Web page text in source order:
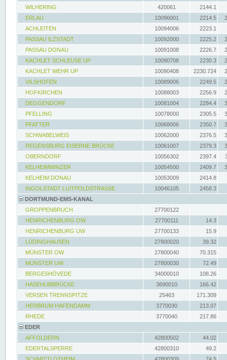
WILHERING
420061
2144.1
ERLAU
10096001 2214.5
ACHLEITEN
10094006
2223.1
PASSAU ILZSTADT
10092000 2225.2
PASSAU DONAU
10091008 2226.7
KACHLET SCHLEUSE UP
10090708 2230.3
KACHLET WEHR UP
10090408 2230.724
VILSHOFEN
10089006 2249.5
HOFKIRCHEN
10088003 2256.9
DEGGENDORF
10081004 2284.4
PFELLING
10078000 2305.5
PFATTER
10068006 2350.7
SCHWABELWEIS
10062000 2376.5
REGENSBURG EISERNE BRÜCKE
10061007 2379.3
OBERNDORF
10056302 2397.4
KELHEIMWINZER
10054500 2409.7
KELHEIM DONAU
10053009
2414.8
INGOLSTADT LUITPOLDSTRASSE
10046105
2458.3
DORTMUND-EMS-KANAL
GROPPENBRUCH
27700122
HENRICHENBURG OW
27700111
14.3
HENRICHENBURG UW
27700133
15.9
LÜDINGHAUSEN
27800020
39.32
MÜNSTER OW
27800040
70.315
MÜNSTER UW
27800030
72.49
BERGESHÖVEDE
34000010
108.26
HASEHUBBRÜCKE
3690010
166.42
VERSEN TRENNSPITZE
25463
171.309
HERBRUM HAFENDAMM
3770030
213.07
RHEDE
3770040
217.86
EDER
AFFOLDERN
42800502
44.02
EDERTALSPERRE
42800310
49.2